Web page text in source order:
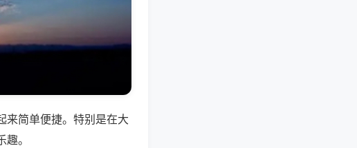
来简单便捷。特别是在大
。